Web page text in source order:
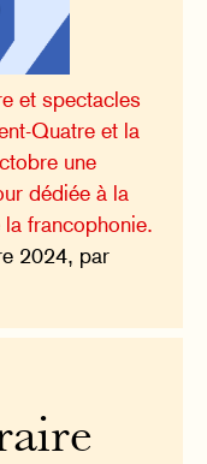
et spectacles
Quatre et la
une
dédiée à la
francophonie.
2024, par